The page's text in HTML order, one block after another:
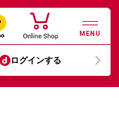
MENU
ログインする